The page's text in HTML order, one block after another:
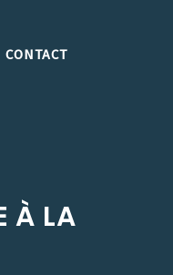
CONTACT
À LA